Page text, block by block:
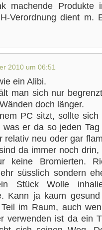
machende Produkte
Verordnung dient m.
2010 um 06:51
ein Alibi.
man sich nur
doch länger.
PC sitzt, sollte sich
was er da so jeden Tag
relativ neu oder gar
da immer noch drin,
keine Bromierten.
süsslich sondern
Stück Wolle
Kann ja kaum
im Raum, auch
verwenden ist da ein